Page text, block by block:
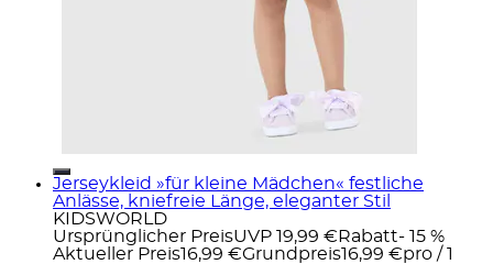
Jerseykleid »für kleine Mädchen« festliche
Anlässe, kniefreie Länge, eleganter Stil
KIDSWORLD
Ursprünglicher PreisUVP 19,99 € Rabatt- 15 %
Aktueller Preis16,99 €Grundpreis16,99 €pro / 1